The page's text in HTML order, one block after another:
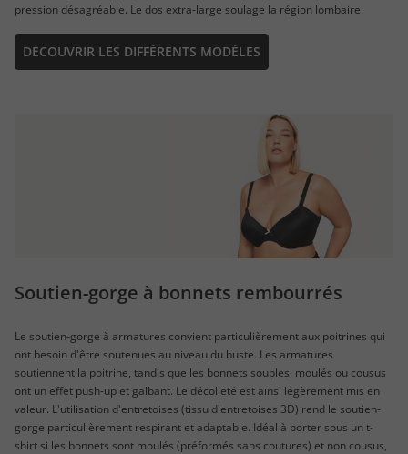
pression désagréable. Le dos extra-large soulage la région lombaire.
DÉCOUVRIR LES DIFFÉRENTS MODÈLES
Soutien-gorge à bonnets rembourrés
Le soutien-gorge à armatures convient particulièrement aux poitrines qui
ont besoin d'être soutenues au niveau du buste. Les armatures
soutiennent la poitrine, tandis que les bonnets souples, moulés ou cousus
ont un effet push-up et galbant. Le décolleté est ainsi légèrement mis en
valeur. L'utilisation d'entretoises (tissu d'entretoises 3D) rend le soutien-
gorge particulièrement respirant et adaptable. Idéal à porter sous un t-
shirt si les bonnets sont moulés (préformés sans coutures) et non cousus,